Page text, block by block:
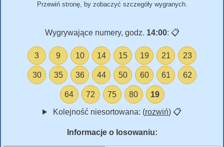
Przewiń stronę, by zobaczyć szczegóły wygranych.
Wygrywające numery, godz. 14:00: 📋
3 9 10 14 15 19 21 23
30 35 36 44 50 60 61 62
64 72 75 80 19
Kolejność niesortowana: (rozwiń) 📋
Informacje o losowaniu: